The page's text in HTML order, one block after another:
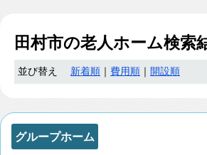
田村市の老人ホーム検索
並び替え 新着順 費用順 開設順
グループホーム